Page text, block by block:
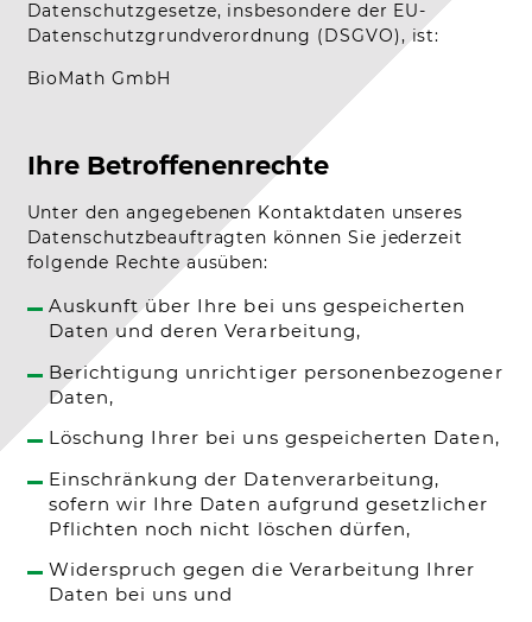
Datenschutzgesetze, insbesondere der EU-
Datenschutzgrundverordnung (DSGVO), ist:
BioMath GmbH
Ihre Betroffenenrechte
Unter den angegebenen Kontaktdaten unseres
Datenschutzbeauftragten können Sie jederzeit
folgende Rechte ausüben:
Auskunft über Ihre bei uns gespeicherten
Daten und deren Verarbeitung,
Berichtigung unrichtiger personenbezogener
Daten,
Löschung Ihrer bei uns gespeicherten Daten,
Einschränkung der Datenverarbeitung,
sofern wir Ihre Daten aufgrund gesetzlicher
Pflichten noch nicht löschen dürfen,
Widerspruch gegen die Verarbeitung Ihrer
Daten bei uns und